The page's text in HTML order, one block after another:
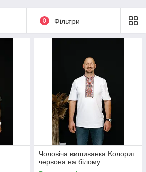
Вивчити асортимент
0 Фільтри
Чоловіча вишиванка Колорит
червона на білому